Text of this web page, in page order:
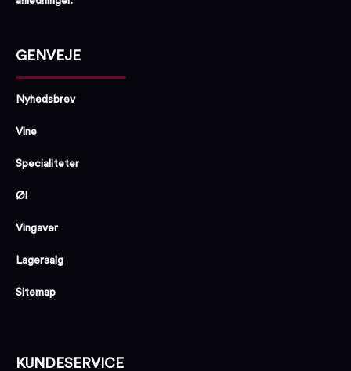
GENVEJE
Nyhedsbrev
Vine
Specialiteter
Øl
Vingaver
Lagersalg
Sitemap
KUNDESERVICE